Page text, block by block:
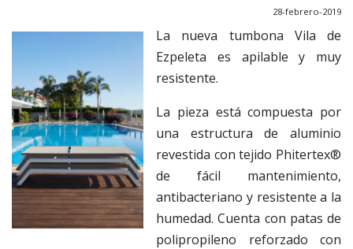
28-febrero-2019
La nueva tumbona Vila de
Ezpeleta es apilable y muy
resistente.
La pieza está compuesta por
una estructura de aluminio
revestida con tejido Phitertex®
de fácil mantenimiento,
antibacteriano y resistente a la
humedad. Cuenta con patas de
polipropileno reforzado con